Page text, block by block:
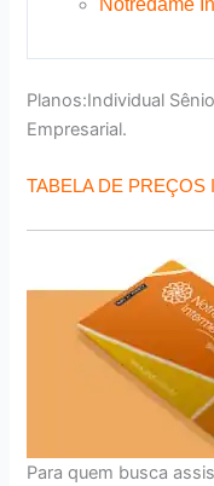
Notredame
Planos:Individual
Empresarial.
TABELA DE
Para quem busca